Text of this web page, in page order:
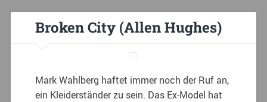
Broken City (Allen Hughes)
Mark Wahlberg haftet immer noch der Ruf an,
ein Kleiderständer zu sein. Das Ex-Model hat